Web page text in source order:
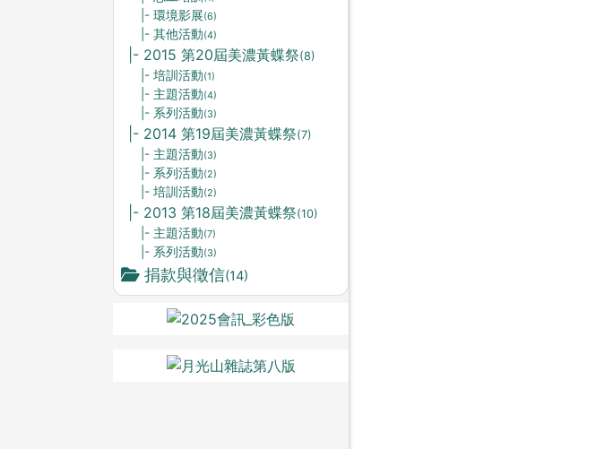
|- 環境影展(6)
|- 其他活動(4)
|- 2015 第20屆美濃黃蝶祭(8)
|- 培訓活動(1)
|- 主題活動(4)
|- 系列活動(3)
|- 2014 第19屆美濃黃蝶祭(7)
|- 主題活動(3)
|- 系列活動(2)
|- 培訓活動(2)
|- 2013 第18屆美濃黃蝶祭(10)
|- 主題活動(7)
|- 系列活動(3)
捐款與徵信(14)